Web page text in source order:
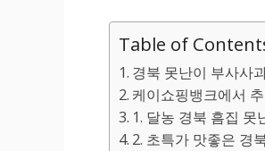
Table of
경북 못난이 부사사
케이쇼핑뱅크에서
1. 달농 경북 흠집
2. 초특가 맛좋은 경